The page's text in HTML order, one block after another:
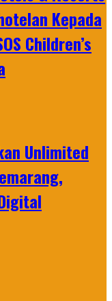
Kepada
Children’s
Unlimited